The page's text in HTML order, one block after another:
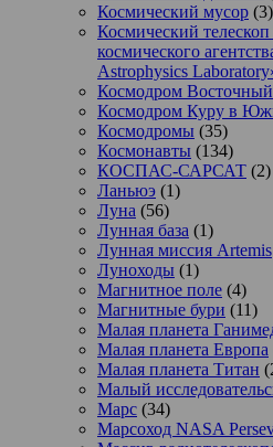
Космический мусор (3)
Космический
космического
Astrophysics
Космодром Восточный
Космодром Куру в
Космодромы (35)
Космонавты (134)
КОСПАС-САРСАТ (2)
Ланьюэ (1)
Луна (56)
Лунная база (1)
Лунная миссия Artemis
Луноходы (1)
Магнитное поле (4)
Магнитные бури (11)
Малая планета
Малая планета Европа
Малая планета Титан
Малый
Марс (34)
Марсоход NASA